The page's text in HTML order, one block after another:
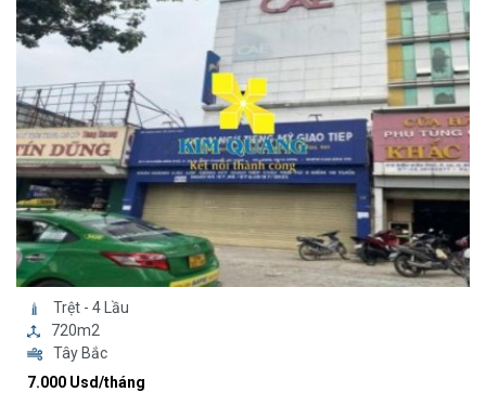
Trệt - 4 Lầu
720m2
Tây Bắc
7.000 Usd/tháng